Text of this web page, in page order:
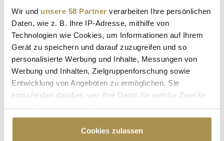
Wir und unsere 58 Partner verarbeiten Ihre persönlichen
Daten, wie z. B. Ihre IP-Adresse, mithilfe von
Technologien wie Cookies, um Informationen auf Ihrem
Gerät zu speichern und darauf zuzugreifen und so
personalisierte Werbung und Inhalte, Messungen von
Werbung und Inhalten, Zielgruppenforschung sowie
Entwicklung von Angeboten zu ermöglichen. Sie
entscheiden darüber, wer Ihre Daten für welche Zwecke
Cookie-Erklärung oder durch Klicken auf das Privacy
Trigger Symbol ändern oder widerrufen
Cookies zulassen